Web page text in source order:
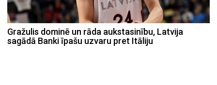
Gražulis dominē un rāda aukstasinību, Latvija
sagādā Banki īpašu uzvaru pret Itāliju